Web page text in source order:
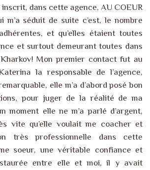
dans cette agence, AU COEUR
m’a séduit de suite c’est, le nombre
et qu’elles étaient toutes
et surtout demeurant toutes dans
Mon premier contact fut au
la responsable de l’agence,
elle m’a d’abord posé bon
pour juger de la réalité de ma
moment elle ne m’a parlé d’argent,
vite qu’elle voulait me coacher et
très professionnelle dans cette
soeur, une véritable confiance et
entre elle et moi, il y avait